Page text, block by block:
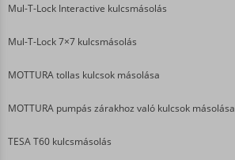
Mul-T-Lock Interactive kulcsmásolás
Mul-T-Lock 7×7 kulcsmásolás
MOTTURA tollas kulcsok másolása
MOTTURA pumpás zárakhoz való kulcsok másolása
TESA T60 kulcsmásolás